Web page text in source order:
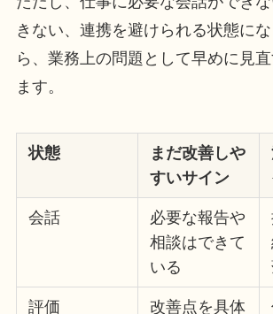
きない、連携を避けられる状態に
ら、業務上の問題として早めに見
ます。
状態
まだ改善しや
すいサイン
会話
必要な報告や
相談はできて
いる
評価
改善点を具体